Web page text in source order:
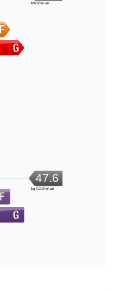
kWh/m².an
47.6
kg CO2/m².an